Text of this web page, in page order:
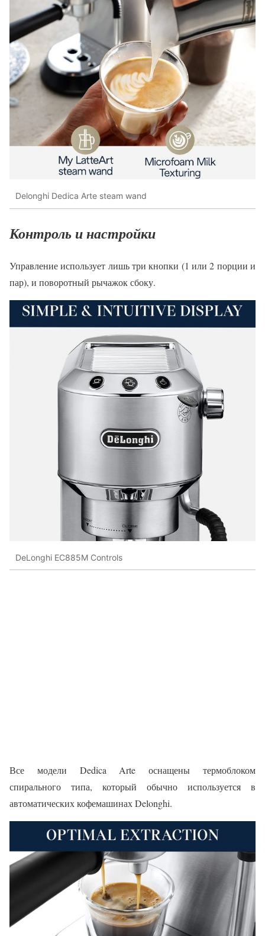
Delonghi Dedica Arte steam wand
Контроль и настройки
Управление использует лишь три кнопки (1 или 2 порции и
пар), и поворотный рычажок сбоку.
DeLonghi EC885M Controls
Все модели Dedica Arte оснащены термоблоком
спирального типа, который обычно используется в
автоматических кофемашинах Delonghi.